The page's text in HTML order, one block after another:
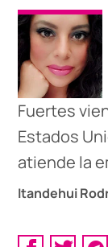
Fuertes
Estados
atiende la
Itandehui